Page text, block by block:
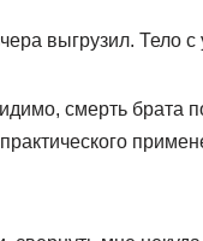
выгрузил. Тело с
смерть брата